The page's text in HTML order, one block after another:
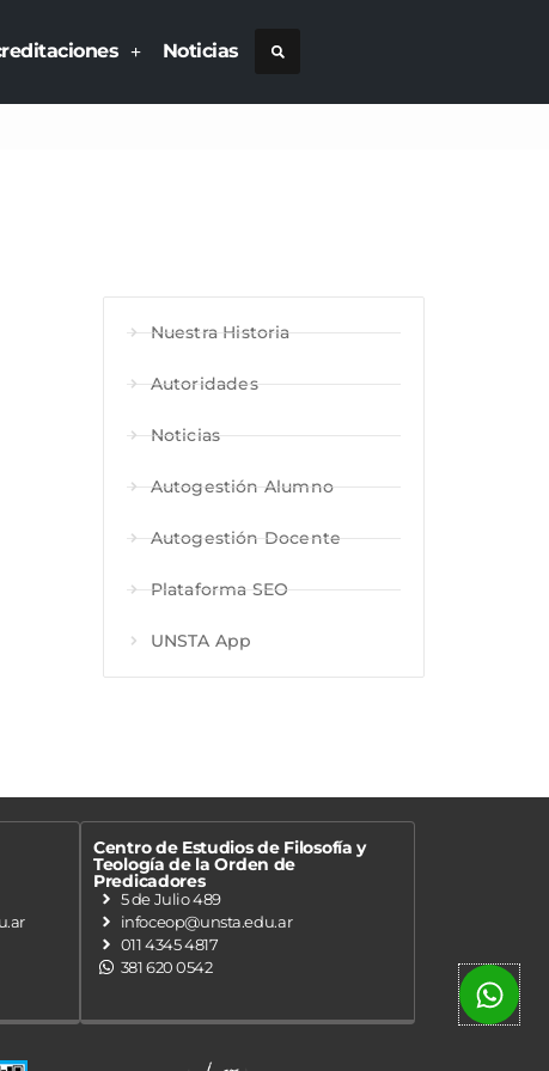
Noticias
Nuestra Historia
Autoridades
Noticias
Autogestión Alumno
Autogestión Docente
Plataforma SEO
UNSTA App
Centro de Estudios de Filosofía y
Teología de la Orden de
Predicadores
5 de Julio 489
infoceop@unsta.edu.ar
011 4345 4817
381 620 0542